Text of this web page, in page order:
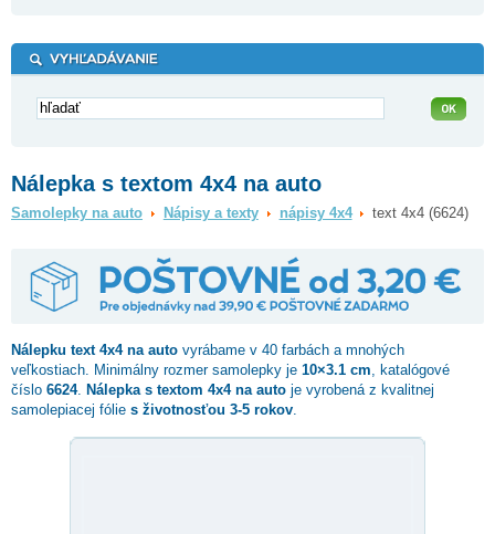
Nálepka s textom 4x4 na auto
Samolepky na auto Nápisy a texty nápisy 4x4 text 4x4 (6624)
Nálepku text 4x4na auto vyrábame v 40 farbách a mnohých
veľkostiach. Minimálny rozmer samolepky je 10×3.1 cm , katalógové
číslo 6624. Nálepka s textom 4x4 na auto je vyrobená z kvalitnej
samolepiacej fólie s životnosťou 3-5 rokov